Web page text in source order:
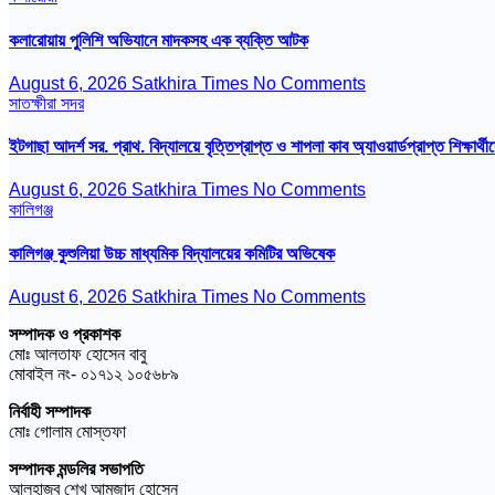
কলারোয়ায় পুলিশি অভিযানে মাদকসহ এক ব্যক্তি আটক
August 6, 2026 Satkhira Times No Comments
সাতক্ষীরা সদর
ইটগাছা আদর্শ সর. প্রাথ. বিদ্যালয়ে বৃত্তিপ্রাপ্ত ও শাপলা কাব অ্যাওয়ার্ডপ্রাপ্ত
August 6, 2026 Satkhira Times No Comments
কালিগঞ্জ
কালিগঞ্জ কুশুলিয়া উচ্চ মাধ্যমিক বিদ্যালয়ের কমিটির অভিষেক
August 6, 2026 Satkhira Times No Comments
সম্পাদক ও প্রকাশক
মোঃ আলতাফ হোসেন বাবু
মোবাইল নং- ০১৭১২ ১০৫৬৮৯
নির্বাহী সম্পাদক
মোঃ গোলাম মোস্তফা
সম্পাদক মন্ডলির সভাপতি
আলহাজ্ব শেখ আমজাদ হোসেন